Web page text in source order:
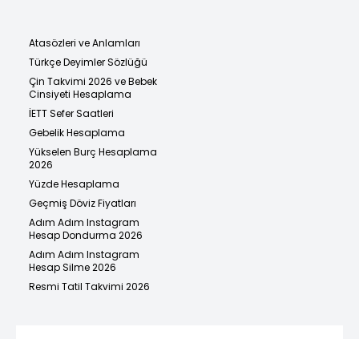
Atasözleri ve Anlamları
Türkçe Deyimler Sözlüğü
Çin Takvimi 2026 ve Bebek
Cinsiyeti Hesaplama
İETT Sefer Saatleri
Gebelik Hesaplama
Yükselen Burç Hesaplama
2026
Yüzde Hesaplama
Geçmiş Döviz Fiyatları
Adım Adım Instagram
Hesap Dondurma 2026
Adım Adım Instagram
Hesap Silme 2026
Resmi Tatil Takvimi 2026